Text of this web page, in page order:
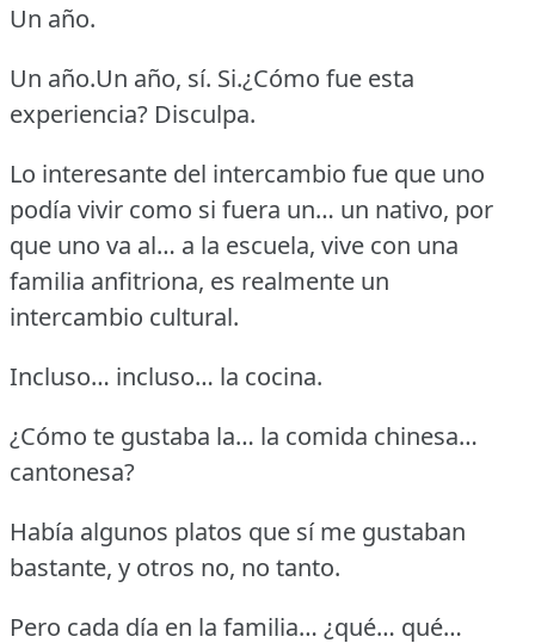
Un año.
Un año.Un año, sí. Si.¿Cómo fue esta
experiencia? Disculpa.
Lo interesante del intercambio fue que uno
podía vivir como si fuera un… un nativo, por
que uno va al… a la escuela, vive con una
familia anfitriona, es realmente un
intercambio cultural.
Incluso… incluso… la cocina.
¿Cómo te gustaba la… la comida chinesa…
cantonesa?
Había algunos platos que sí me gustaban
bastante, y otros no, no tanto.
Pero cada día en la familia… ¿qué… qué…